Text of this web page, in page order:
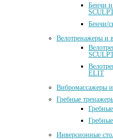
Бенчи
Бенчи/
Велотренажеры и
ELIT
Вибромассажеры
Гребные
Инверсионные